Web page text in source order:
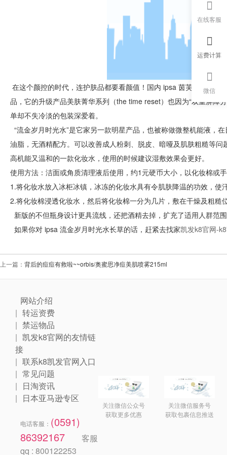
在这个颜控的时代，连护肤品都要看颜值！ 国内 ipsa 茵芙莎的拥簇
品，它的升级产品美肤菁华系列（the time reset）也因为“双重屏障
单却不失冷淡的包装深爱着。
“流金岁月时光水”是它家另一款明星产品，也被称做微整机能液，
油脂，无酒精配方。可以改善成人粉刺、脱皮、暗哑及肌肤粗糙等
高机能又温和的一款化妆水，使用的时候建议湿敷效果会更好。
使用方法：洁面或角质清理液后使用，约1元硬币大小，以化妆棉或
1.将化妆水放入冰柜冰镇，冰冻的化妆水具有令肌肤降温的功效，使
2.将化妆棉浸透化妆水，然后将化妆棉一分为几片，敷在干燥及粗
新版的不但瓶身设计更具流线，还把酒精去掉，扩充了适用人群范
如果你对 ipsa 流金岁月时光水长草的话，赶紧去找家凯发k8官网-
上一篇： 背后的痘痘有救啦~~orbis/奥蜜思净痘美肌喷雾215ml
网站介绍
转运资费
禁运物品
凯发k8官网的友情链
接
联系k8凯发官网入口
常见问题
日淘资讯
日本亚马逊专区
电话客服： (0591)
86392167
客服
qq : 800122253
关注微信公众号
获取更多优惠
关注微信服务号
获取包裹信息推送
在线客服
运费计算
微信